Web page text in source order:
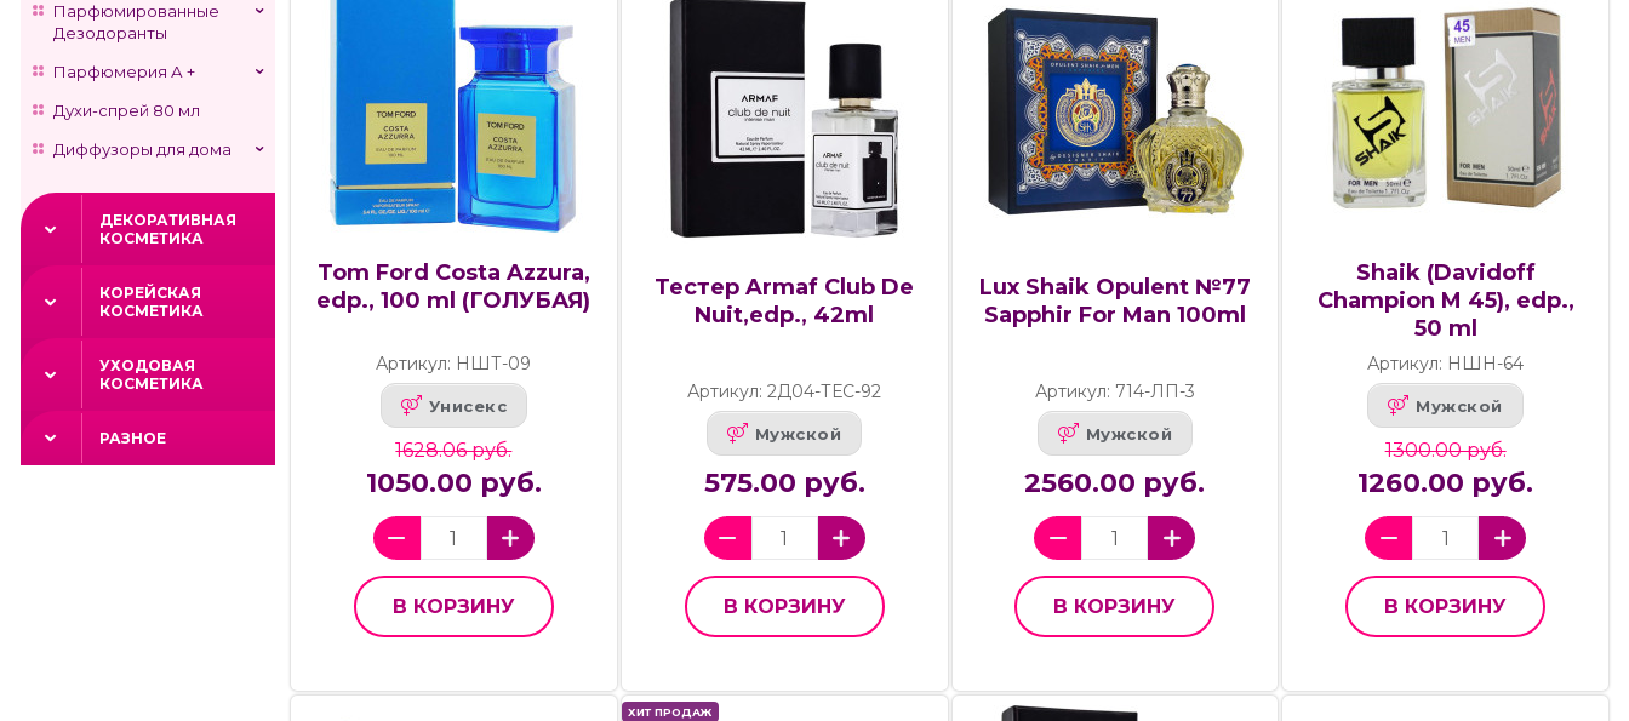
Парфюмированные
Дезодоранты
Парфюмерия А +
Духи-спрей 80 мл
Диффузоры для дома
ДЕКОРАТИВНАЯ
КОСМЕТИКА
КОРЕЙСКАЯ
КОСМЕТИКА
УХОДОВАЯ
КОСМЕТИКА
РАЗНОЕ
Tom Ford Costa Azzura,
edp., 100 ml (ГОЛУБАЯ)
Артикул: НШТ-09
Унисекс
1628.06 руб.
1050.00 руб.
В КОРЗИНУ
Тестер Armaf Club De
Nuit,edp., 42ml
Артикул: 2Д04-ТЕС-92
Мужской
575.00 руб.
В КОРЗИНУ
Lux Shaik Opulent №77
Sapphir For Man 100ml
Артикул: 714-ЛП-3
Мужской
2560.00 руб.
В КОРЗИНУ
Shaik (Davidoff
Champion M 45), edp.,
50 ml
Артикул: НШН-64
Мужской
1300.00 руб.
1260.00 руб.
В КОРЗИНУ
ХИТ ПРОДАЖ